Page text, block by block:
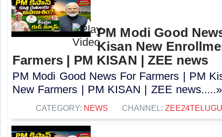
PM Modi Good
Kisan New
Farmers | PM KISAN | ZEE news
PM Modi Good News For Farmers | PM
New Farmers | PM KISAN | ZEE
CATEGORY: NEWS CHANNEL: